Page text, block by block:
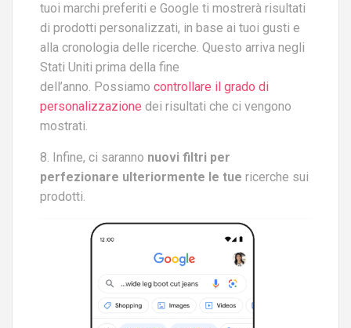
tuoi marchi preferiti e Google ti mostrerà risultati
di prodotti personalizzati, in base ai tuoi gusti e
alla cronologia delle ricerche. Questo arriva negli
Stati Uniti prima della fine
dell’anno. Possiamo controllare il grado di
personalizzazione dei risultati che ci vengono
mostrati.
8. Infine, ci saranno nuovi filtri per
perfezionare ulteriormente le tue ricerche sui
prodotti.